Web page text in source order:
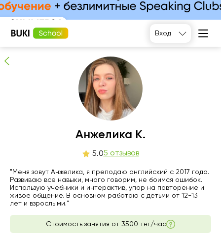
Вход
людей рекомендуют
Анжелика К.
5.05 отзывов
"Меня зовут Анжелика, я преподаю английский с 2017 года.
Развиваю все навыки, много говорим, не боимся ошибок.
Использую учебники и интерактив, упор на повторение и
живое общение. В основном работаю с детьми от 12-13
лет и взрослыми."
Стоимость занятия от 3500 тнг/час
сб
вс
Нет
свободных
часов
Нет
свободных
часов
Нет
свободных
часов
11:00
11:30